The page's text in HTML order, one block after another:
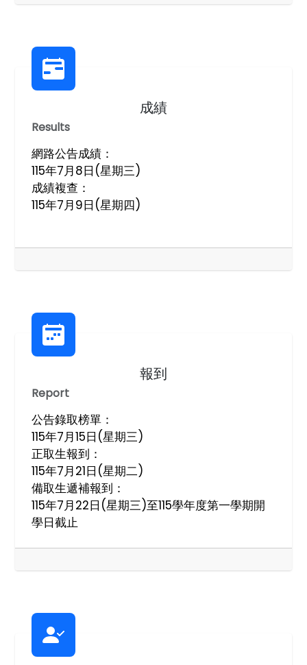
成績
Results
網路公告成績：
115年7月8日(星期三)
成績複查：
115年7月9日(星期四)
報到
Report
公告錄取榜單：
115年7月15日(星期三)
正取生報到：
115年7月21日(星期二)
備取生遞補報到：
115年7月22日(星期三)至115學年度第一學期開
學日截止